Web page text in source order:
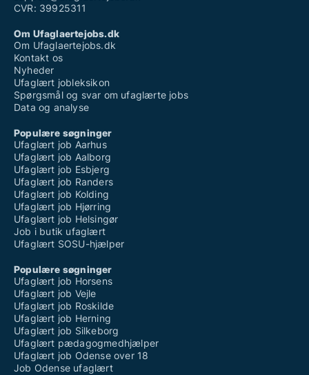
CVR: 39925311
Om Ufaglaertejobs.dk
Om Ufaglaertejobs.dk
Kontakt os
Nyheder
Ufaglært jobleksikon
Spørgsmål og svar om ufaglærte jobs
Data og analyse
Populære søgninger
Ufaglært job Aarhus
Ufaglært job Aalborg
Ufaglært job Esbjerg
Ufaglært job Randers
Ufaglært job Kolding
Ufaglært job Hjørring
Ufaglært job Helsingør
Job i butik ufaglært
Ufaglært SOSU-hjælper
Populære søgninger
Ufaglært job Horsens
Ufaglært job Vejle
Ufaglært job Roskilde
Ufaglært job Herning
Ufaglært job Silkeborg
Ufaglært pædagogmedhjælper
Ufaglært job Odense over 18
Job Odense ufaglært